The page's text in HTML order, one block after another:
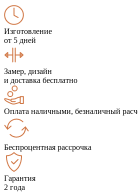
Изготовление
от 5 дней
Замер, дизайн
и доставка бесплатно
Оплата наличными, безналичный
Беспроцентная рассрочка
Гарантия
2 года